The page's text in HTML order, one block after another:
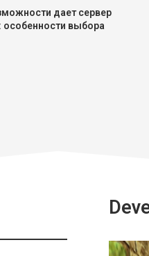
дает сервер
особенности выбора